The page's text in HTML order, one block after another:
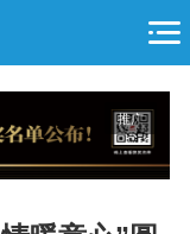
推广